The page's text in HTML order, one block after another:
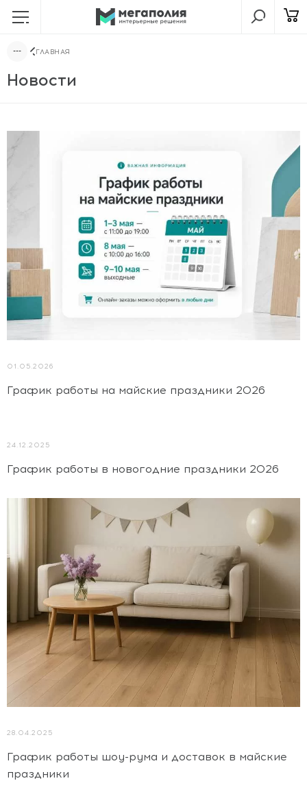
ГЛАВНАЯ
Новости
01.05.2026
График работы на майские праздники 2026
24.12.2025
График работы в новогодние праздники 2026
28.04.2025
График работы шоу-рума и доставок в майские
праздники